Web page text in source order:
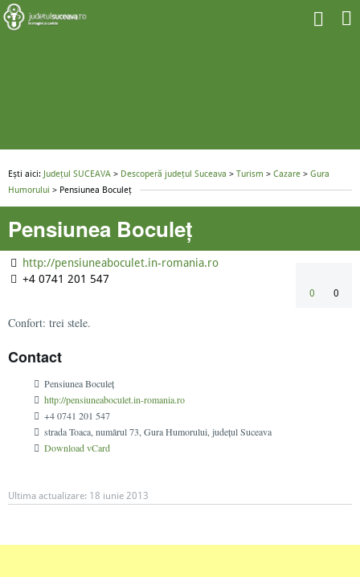
Ești aici: Județul SUCEAVA > Descoperă județul Suceava > Turism > Cazare > Gura
Humorului > Pensiunea Boculeț
Pensiunea Boculeț
http://pensiuneaboculet.in-romania.ro
+4 0741 201 547
0 0
Confort: trei stele.
Contact
Pensiunea Boculeț
http://pensiuneaboculet.in-romania.ro
+4 0741 201 547
strada Toaca, numărul 73 , Gura Humorului, județul Suceava
Download vCard
Ultima actualizare: 18 iunie 2013